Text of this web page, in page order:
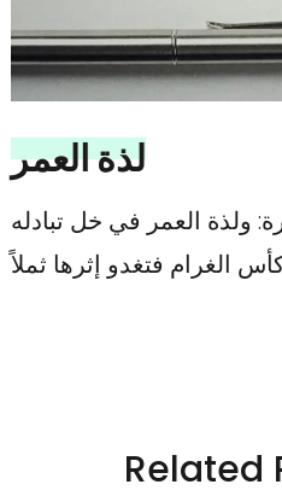
لذة العمر
ولذة العمر في خل تبادله
الغرام فتغدو إثرها ثملاً
Related